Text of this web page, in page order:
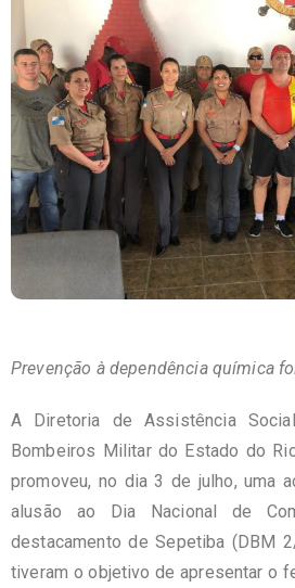
Prevenção à dependência química
A Diretoria de Assistência
Bombeiros Militar do Estado do
promoveu, no dia 3 de julho, uma
alusão ao Dia Nacional de
destacamento de Sepetiba (DBM
tiveram o objetivo de apresentar o